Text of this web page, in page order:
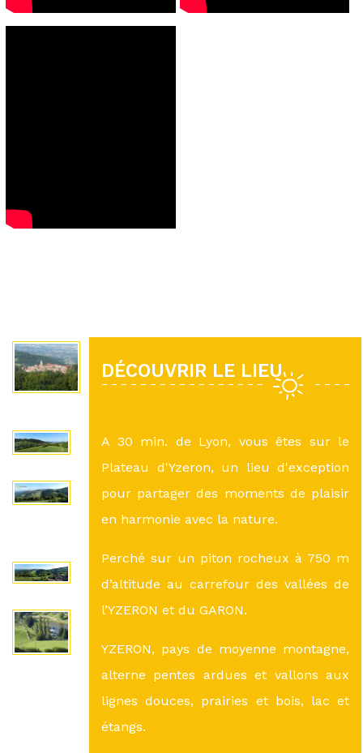
DÉCOUVRIR LE LIEU
A 30 min. de Lyon, vous êtes sur le
Plateau d'Yzeron, un lieu d'exception
pour partager des moments de plaisir
en harmonie avec la nature.
Perché sur un piton rocheux à 750 m
d’altitude au carrefour des vallées de
l’YZERON et du GARON.
YZERON, pays de moyenne montagne,
alterne pentes ardues et vallons aux
lignes douces, prairies et bois, lac et
étangs.